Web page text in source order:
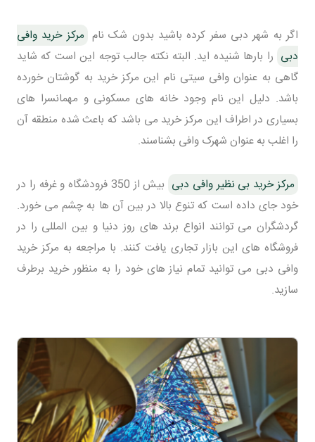
اگر به شهر دبی سفر کرده باشید بدون شک نام مرکز خرید وافی
دبی را بارها شنیده اید. البته نکته جالب توجه این است که شاید
گاهی به عنوان وافی سیتی نام این مرکز خرید به گوشتان خورده
باشد. دلیل این نام وجود خانه های مسکونی و مهمانسرا های
بسیاری در اطراف این مرکز خرید می باشد که باعث شده منطقه آن
را اغلب به عنوان شهرک وافی بشناسند.
مرکز خرید بی نظیر وافی دبی
بیش از 350 فرودشگاه و غرفه را در
خود جای داده است که تنوع بالا در بین آن ها به چشم می خورد.
گردشگران می توانند انواع برند های روز دنیا و بین المللی را در
فروشگاه های این بازار تجاری یافت کنند. با مراجعه به مرکز خرید
وافی دبی می توانید تمام نیاز های خود را به منظور خرید برطرف
سازید.